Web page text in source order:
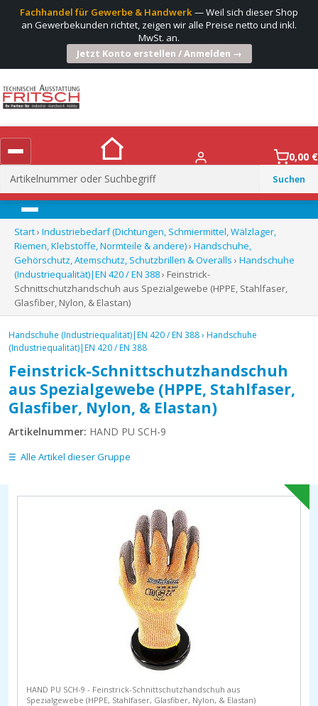
Fachhandel für Gewerbe & Handwerk— Weil sich dieser Shop
an Gewerbekunden richtet, zeigen wir alle Preise netto und inkl.
MwSt. an.
Jetzt Konto erstellen / Anmelden →
Suchen
nach:
0,00 €
Menü
Start› Industriebedarf (Dichtungen, Schmiermittel, Wälzlager,
Riemen, Klebstoffe, Normteile & andere)› Handschuhe,
Gehörschutz, Atemschutz, Schutzbrillen & Overalls › Handschuhe
(Industriequalität)|EN 420 / EN 388› Feinstrick-
Schnittschutzhandschuh aus Spezialgewebe (HPPE, Stahlfaser,
Glasfiber, Nylon, & Elastan)
Handschuhe (Industriequalität)|EN 420 / EN 388› Handschuhe
(Industriequalität)|EN 420 / EN 388
Feinstrick-Schnittschutzhandschuh
aus Spezialgewebe (HPPE, Stahlfaser,
Glasfiber, Nylon, & Elastan)
Artikelnummer: HAND PU SCH-9
Alle Artikel dieser Gruppe
HAND PU SCH-9 - Feinstrick-Schnittschutzhandschuh aus
Spezialgewebe (HPPE, Stahlfaser, Glasfiber, Nylon, & Elastan)